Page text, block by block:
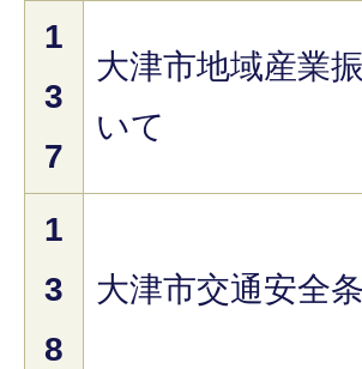
1
3
7
大津市地域産業
いて
1
3
8
大津市交通安全